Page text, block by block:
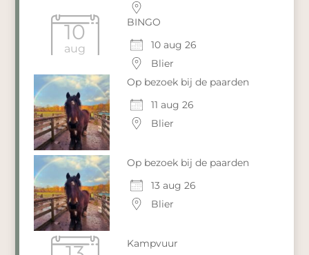
10
aug
BINGO
10 aug 26
Blier
Op bezoek bij de paarden
11 aug 26
Blier
Op bezoek bij de paarden
13 aug 26
Blier
Kampvuur